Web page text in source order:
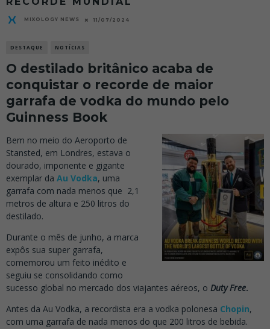
MIXOLOGY NEWS 11/07/2024
DESTAQUE NOTÍCIAS
O destilado britânico acaba de
conquistar o recorde de maior
garrafa de vodka do mundo pelo
Guinness Book
Bem no meio do Aeroporto de
Stansted, em Londres, estava o
dourado, imponente e gigante
exemplar da Au Vodka, uma
garrafa com nada menos que 2,1
metros de altura e 250 litros do
destilado.
Durante o mês de junho, a marca
expôs sua super garrafa,
comemorou um feito inédito e
seguiu se consolidando como
sucesso global no mercado dos viajantes aéreos, o Duty Free.
Antes da Au Vodka, a recordista era a vodka polonesa Chopin,
com uma garrafa de nada menos do que 200 litros de bebida.